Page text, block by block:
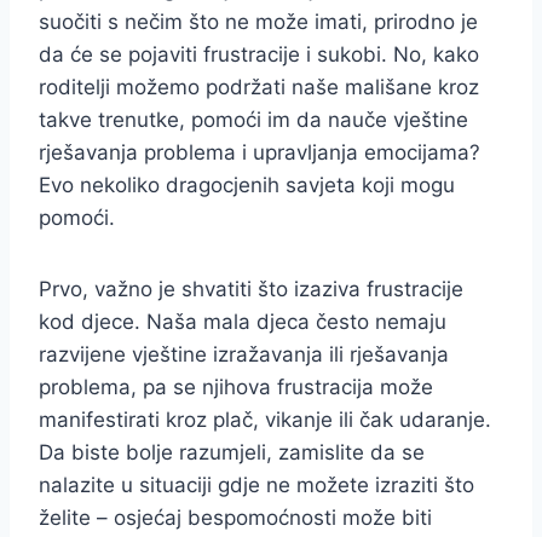
suočiti s nečim što ne može imati, prirodno je
da će se pojaviti frustracije i sukobi. No, kako
roditelji možemo podržati naše mališane kroz
takve trenutke, pomoći im da nauče vještine
rješavanja problema i upravljanja emocijama?
Evo nekoliko dragocjenih savjeta koji mogu
pomoći.
Prvo, važno je shvatiti što izaziva frustracije
kod djece. Naša mala djeca često nemaju
razvijene vještine izražavanja ili rješavanja
problema, pa se njihova frustracija može
manifestirati kroz plač, vikanje ili čak udaranje.
Da biste bolje razumjeli, zamislite da se
nalazite u situaciji gdje ne možete izraziti što
želite – osjećaj bespomoćnosti može biti